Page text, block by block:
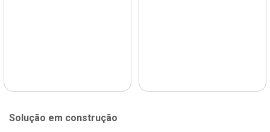
Solução em construção